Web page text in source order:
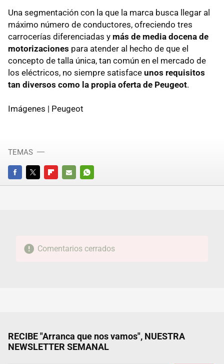
Una segmentación con la que la marca busca llegar al
máximo número de conductores, ofreciendo tres
carrocerías diferenciadas y más de media docena de
motorizaciones para atender al hecho de que el
concepto de talla única, tan común en el mercado de
los eléctricos, no siempre satisface unos requisitos
tan diversos como la propia oferta de Peugeot.
Imágenes | Peugeot
FACEBOOKTWITTERFLIPBOARD
E-
WHATSAPP
TEMAS
Comentarios cerrados
RECIBE "Arranca que nos vamos", NUESTRA
NEWSLETTER SEMANAL